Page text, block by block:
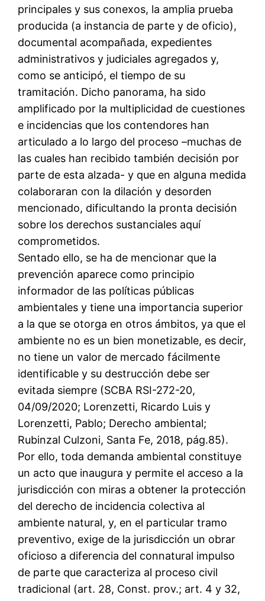
principales y sus conexos, la amplia prueba
producida (a instancia de parte y de oficio),
documental acompañada, expedientes
administrativos y judiciales agregados y,
como se anticipó, el tiempo de su
tramitación. Dicho panorama, ha sido
amplificado por la multiplicidad de cuestiones
e incidencias que los contendores han
articulado a lo largo del proceso –muchas de
las cuales han recibido también decisión por
parte de esta alzada- y que en alguna medida
colaboraran con la dilación y desorden
mencionado, dificultando la pronta decisión
sobre los derechos sustanciales aquí
comprometidos.
Sentado ello, se ha de mencionar que la
prevención aparece como principio
informador de las políticas públicas
ambientales y tiene una importancia superior
a la que se otorga en otros ámbitos, ya que el
ambiente no es un bien monetizable, es decir,
no tiene un valor de mercado fácilmente
identificable y su destrucción debe ser
evitada siempre (SCBA RSI-272-20,
04/09/2020; Lorenzetti, Ricardo Luis y
Lorenzetti, Pablo; Derecho ambiental;
Rubinzal Culzoni, Santa Fe, 2018, pág.85).
Por ello, toda demanda ambiental constituye
un acto que inaugura y permite el acceso a la
jurisdicción con miras a obtener la protección
del derecho de incidencia colectiva al
ambiente natural, y, en el particular tramo
preventivo, exige de la jurisdicción un obrar
oficioso a diferencia del connatural impulso
de parte que caracteriza al proceso civil
tradicional (art. 28, Const. prov.; art. 4 y 32,